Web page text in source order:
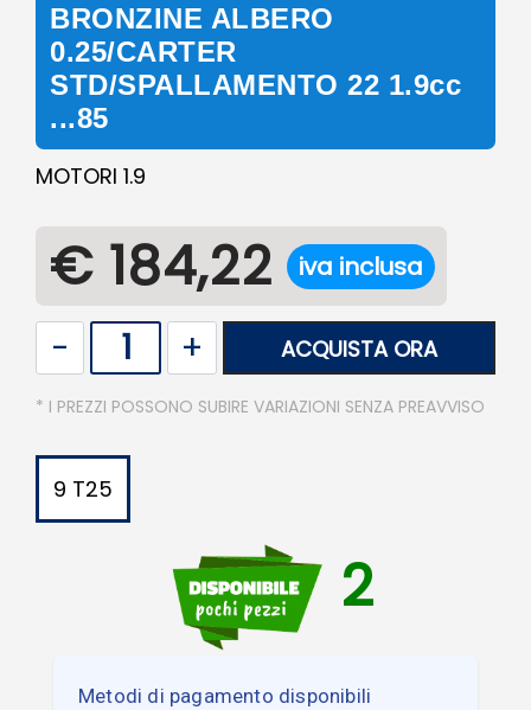
BRONZINE ALBERO
0.25/CARTER
STD/SPALLAMENTO 22 1.9cc
...85
MOTORI 1.9
€ 184,22 iva inclusa
ACQUISTA ORA
* I PREZZI POSSONO SUBIRE VARIAZIONI SENZA PREAVVISO
9 T25
2
Metodi di pagamento disponibili